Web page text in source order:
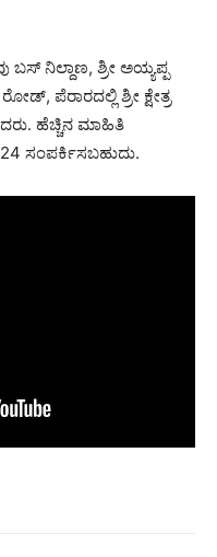
ಬಸ್ ನಿಲ್ದಾಣ, ಶ್ರೀ ಅಯ್ಯಪ್ಪ
ಪೆರಾರದಲ್ಲಿ ಶ್ರೀ ಕ್ಷೇತ್ರ
ಹೆಚ್ಚಿನ ಮಾಹಿತಿ
ಸಂಪರ್ಕಿಸಬಹುದು.